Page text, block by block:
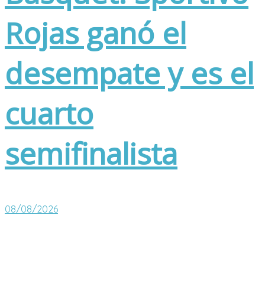
Rojas ganó el
desempate y es el
cuarto
semifinalista
08/08/2026